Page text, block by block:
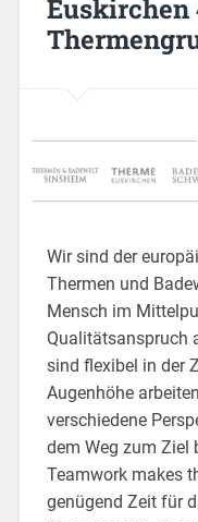
Euskirchen
Wir sind der
Thermen und
Mensch im
Qualitätsanspruch
sind flexibel in der
Augenhöhe
verschiedene
dem Weg zum Ziel
Teamwork makes
genügend Zeit für